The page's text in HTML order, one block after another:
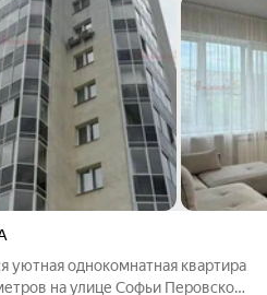
однокомнатная квартира
на улице Софьи Перовской,